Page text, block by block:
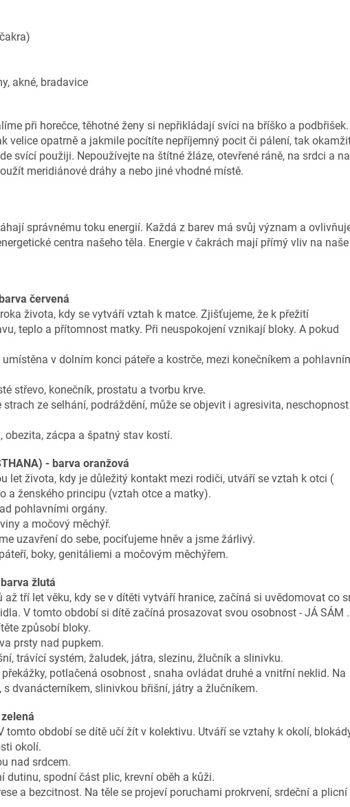
akné, bradavice
při horečce, těhotné ženy si nepřikládají svíci na bříško a podbřišek.
velice opatrně a jakmile pocítíte nepříjemný pocit či pálení, tak
svící použiji. Nepoužívejte na štítné žláze, otevřené ráně, na srdci a na
meridiánové dráhy a nebo jiné vhodné místě.
správnému toku energií. Každá z barev má svůj význam a
centra našeho těla. Energie v čakrách mají přímý vliv na naše
červená
života, kdy se vytváří vztah k matce. Zjišťujeme, že k přežití
teplo a přítomnost matky. Při neuspokojení vznikají bloky. A pokud
umístěna v dolním konci páteře a kostrče, mezi konečníkem a
střevo, konečník, prostatu a tvorbu krve.
ze selhání, podráždění, může se objevit i agresivita, neschopnost
obezita, zácpa a špatný stav kostí.
- barva oranžová
let života, kdy je důležitý kontakt mezi rodiči, utváří se vztah k otci (
a ženského principu (vztah otce a matky).
pohlavními orgány.
a močový měchýř.
uzavření do sebe, pociťujeme hněv a jsme žárlivý.
boky, genitáliemi a močovým měchýřem.
žlutá
tří let věku, kdy se v dítěti vytváří hranice, začíná si uvědomovat co
V tomto období si dítě začíná prosazovat svou osobnost - JÁ SÁM .
způsobí bloky.
prsty nad pupkem.
trávící systém, žaludek, játra, slezinu, žlučník a slinivku.
potlačená osobnost , snaha ovládat druhé a vnitřní neklid. Na
dvanácterníkem, slinivkou břišní, játry a žlučníkem.
tomto období se dítě učí žít v kolektivu. Utváří se vztahy k okolí,
okolí.
nad srdcem.
dutinu, spodní část plic, krevní oběh a kůži.
a bezcitnost. Na těle se projeví poruchami prokrvení, srdeční a plicní